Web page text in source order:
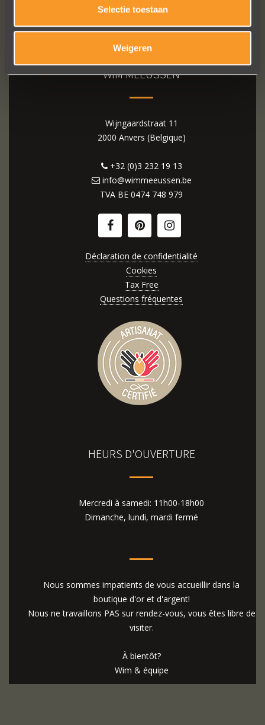
Selectie toestaan
Weigeren
WIM MEEUSSEN
Wijngaardstraat 11
2000 Anvers (Belgique)
+32 (0)3 232 19 13
info@wimmeeussen.be
TVA BE 0474 748 979
Déclaration de confidentialité
Cookies
Tax Free
Questions fréquentes
HEURS D'OUVERTURE
Mercredi à samedi: 11h00-18h00
Dimanche, lundi, mardi fermé
Nous sommes impatients de vous accueillir dans la
boutique d'or et d'argent!
Nous ne travaillons PAS sur rendez-vous, vous êtes libre de
visiter.
À bientôt?
Wim & équipe